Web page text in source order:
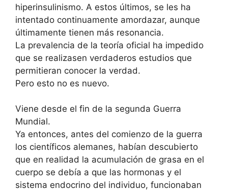
hiperinsulinismo. A estos últimos, se les ha
intentado continuamente amordazar, aunque
últimamente tienen más resonancia.
La prevalencia de la teoría oficial ha impedido
que se realizasen verdaderos estudios que
permitieran conocer la verdad.
Pero esto no es nuevo.
Viene desde el fin de la segunda Guerra
Mundial.
Ya entonces, antes del comienzo de la guerra
los científicos alemanes, habían descubierto
que en realidad la acumulación de grasa en el
cuerpo se debía a que las hormonas y el
sistema endocrino del individuo, funcionaban